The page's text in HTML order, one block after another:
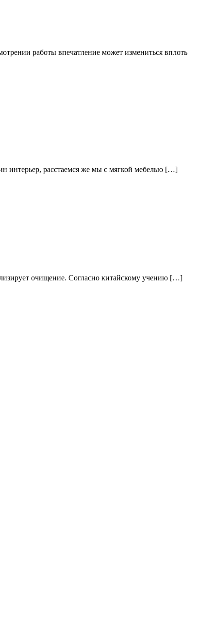
работы впечатление может измениться вплоть
интерьер, расстаемся же мы с мягкой мебелью […]
очищение. Согласно китайскому учению […]